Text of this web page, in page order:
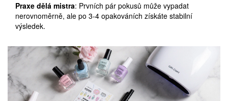
Praxe dělá mistra: Prvních pár pokusů může vypadat
nerovnoměrně, ale po 3‑4 opakováních získáte stabilní
výsledek.